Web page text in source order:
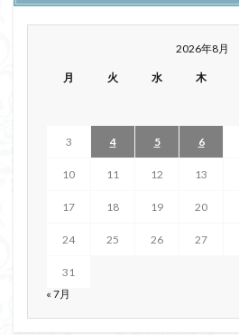
2026年8月
月 火 水 木
3 4 5 6
10 11 12 13
17 18 19 20
24 25 26 27
31
« 7月